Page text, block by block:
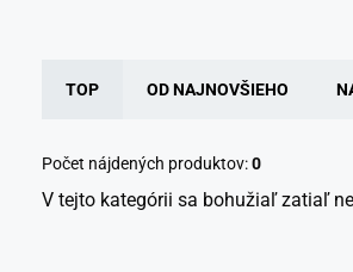
TOP OD NAJNOVŠIEHO
Počet nájdených produktov:0
V tejto kategórii sa bohužiaľ zatiaľ